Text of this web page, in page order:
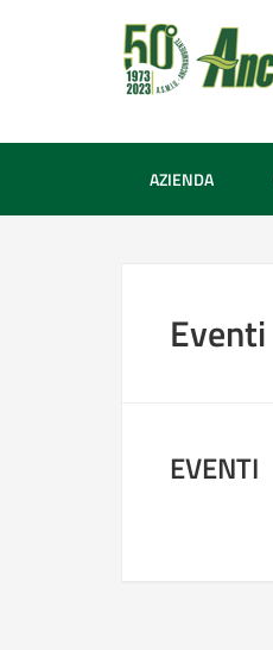
AZIENDA
Eventi
EVENTI